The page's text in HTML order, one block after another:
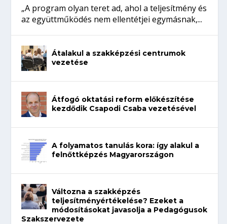
„A program olyan teret ad, ahol a teljesítmény és
az együttműködés nem ellentétjei egymásnak,...
Átalakul a szakképzési centrumok
vezetése
Átfogó oktatási reform előkészítése
kezdődik Csapodi Csaba vezetésével
A folyamatos tanulás kora: így alakul a
felnőttképzés Magyarországon
Változna a szakképzés
teljesítményértékelése? Ezeket a
módosításokat javasolja a Pedagógusok
Szakszervezete